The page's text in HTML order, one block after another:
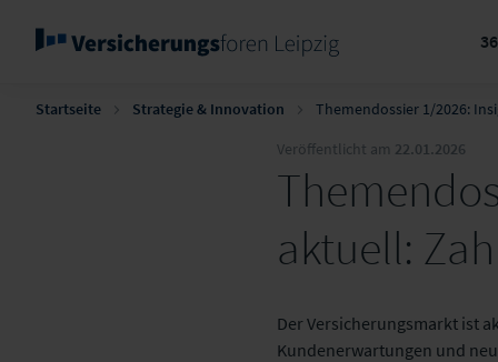
Startseite Strategie & Innovation
Themendossier 1/2026:
Veröffentlicht am 22.01.2026
aktuell:
Der Versicherungsmarkt ist
Kundenerwartungen und